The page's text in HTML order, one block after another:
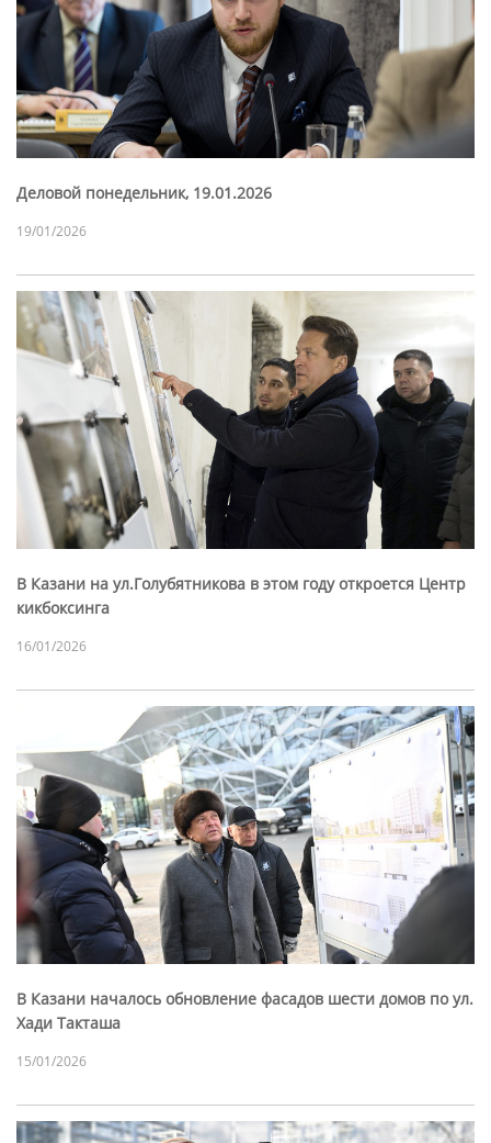
Деловой понедельник, 19.01.2026
19/01/2026
В Казани на ул.Голубятникова в этом году откроется Центр
кикбоксинга
16/01/2026
В Казани началось обновление фасадов шести домов по ул.
Хади Такташа
15/01/2026